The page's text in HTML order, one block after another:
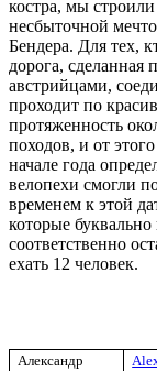
костра, мы
несбыточной
Бендера. Для тех,
дорога,
австрийцами,
проходит по
протяженность
походов, и от
начале года
велопехи смогли
временем к этой
которые
соответственно
ехать 12 человек.
Александр